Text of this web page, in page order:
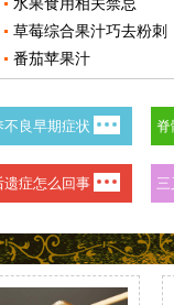
草莓综合果汁巧去粉刺
番茄苹果汁